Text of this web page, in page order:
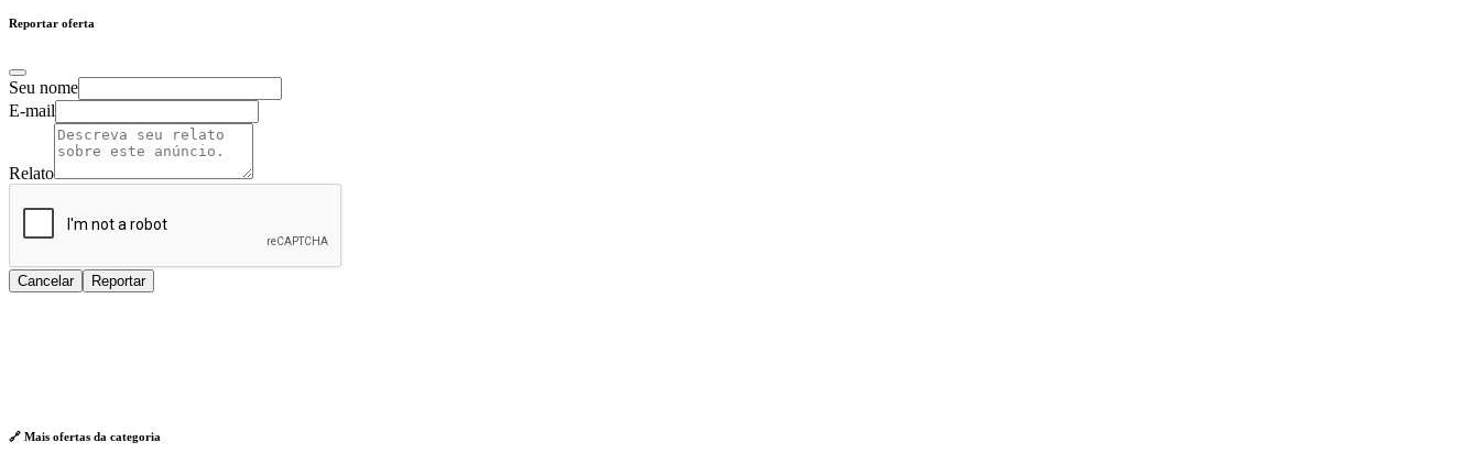
Reportar oferta
Seu nome
E-mail
Relato
Cancelar Reportar
🔗 Mais ofertas da categoria